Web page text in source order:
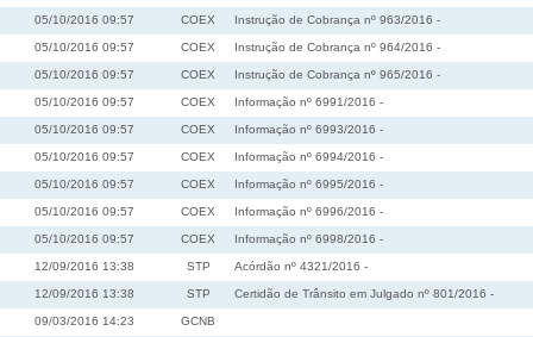
05/10/2016 09:57 COEX Instrução de Cobrança nº 963/2016 -
05/10/2016 09:57 COEX Instrução de Cobrança nº 964/2016 -
05/10/2016 09:57 COEX Instrução de Cobrança nº 965/2016 -
05/10/2016 09:57 COEX Informação nº 6991/2016 -
05/10/2016 09:57 COEX Informação nº 6993/2016 -
05/10/2016 09:57 COEX Informação nº 6994/2016 -
05/10/2016 09:57 COEX Informação nº 6995/2016 -
05/10/2016 09:57 COEX Informação nº 6996/2016 -
05/10/2016 09:57 COEX Informação nº 6998/2016 -
12/09/2016 13:38 STP Acórdão nº 4321/2016 -
12/09/2016 13:38 STP Certidão de Trânsito em Julgado nº 801/2016 -
09/03/2016 14:23 GCNB